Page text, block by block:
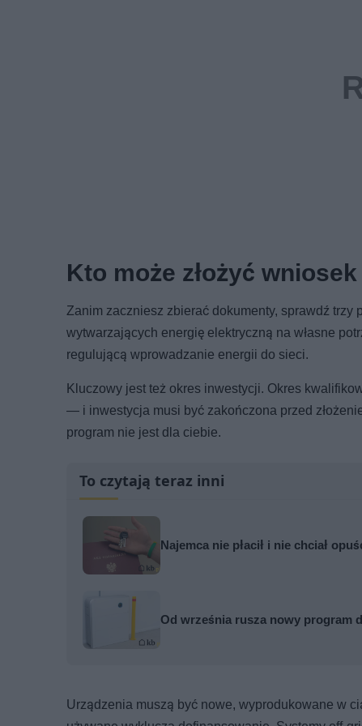
Kto może złożyć
Zanim zaczniesz zbierać dokumenty, sprawdź
wytwarzających energię elektryczną na własne
regulującą wprowadzanie energii do sieci.
Kluczowy jest też okres inwestycji. Okres
— i inwestycja musi być zakończona przed
program nie jest dla ciebie.
To czytają teraz inni
Najemca nie płacił i nie chciał
Od września rusza nowy program
Urządzenia muszą być nowe, wyprodukowane w